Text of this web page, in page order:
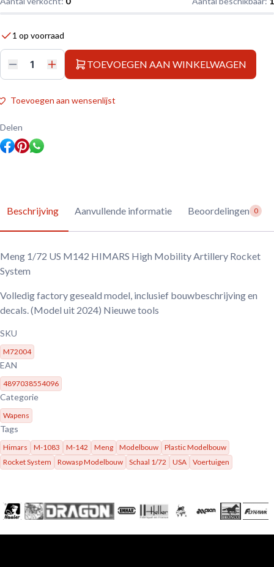
1 op voorraad
Meng
1/72
M142
HIMARS
Mobility
Artillery
Rocket
System
TOEVOEGEN AAN WINKELWAGEN
Toevoegen aan wensenlijst
Delen
Beschrijving Aanvullende informatie Beoordelingen 0
Meng 1/72 US M142 HIMARS High Mobility Artillery Rocket
System
Volledig factory geseald model, inclusief bouwbeschrijving en
decals. (Model uit 2024) Nieuwe tools
SKU
M72004
EAN
4897038554096
Categorie
Wapens
Tags
Himars M-1083 M-142 Meng Modelbouw
Plastic Modelbouw
Rocket System
Rowasp Modelbouw Schaal 1/72 USA Voertuigen